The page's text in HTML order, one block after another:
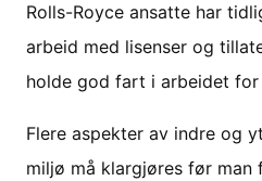
Rolls-Royce ansatte har
arbeid med lisenser og
holde god fart i arbeidet for
Flere aspekter av indre og
miljø må klargjøres før